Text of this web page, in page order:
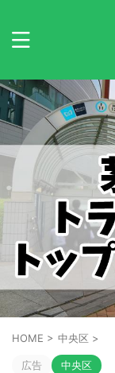
HOME > 中央区 >
広告 中央区